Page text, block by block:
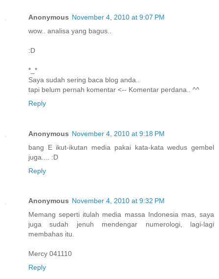
Anonymous November 4, 2010 at 9:07 PM
wow.. analisa yang bagus..
:D
*_*
Saya sudah sering baca blog anda..
tapi belum pernah komentar <-- Komentar perdana.. ^^
Reply
Anonymous November 4, 2010 at 9:18 PM
bang E ikut-ikutan media pakai kata-kata wedus gembel
juga.... :D
Reply
Anonymous November 4, 2010 at 9:32 PM
Memang seperti itulah media massa Indonesia mas, saya
juga sudah jenuh mendengar numerologi, lagi-lagi
membahas itu.
Mercy 041110
Reply